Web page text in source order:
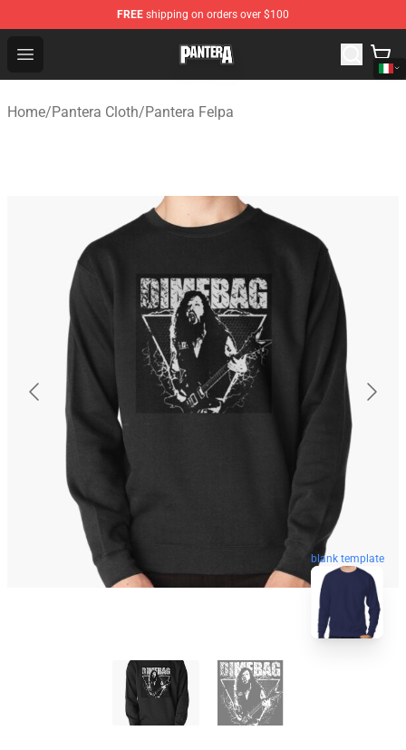
FREE shipping on orders over $100
Open menu
Pantera Store - Official Pantera Merchandise Shop
Home/Pantera Cloth/Pantera Felpa
blank template